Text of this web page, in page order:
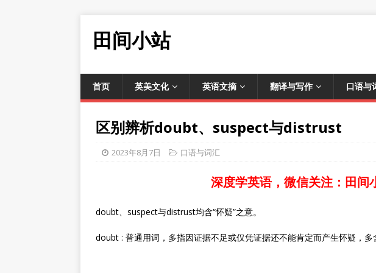
田间小站
首页 英美文化 英语文摘 翻译与写作 口语与
区别辨析doubt、suspect与distrust
2023年8月7日 口语与词汇
深度学英语，微信关注：田间
doubt、suspect与distrust均含“怀疑”之意。
doubt : 普通用词，多指因证据不足或仅凭证据还不能肯定而产生怀疑，多